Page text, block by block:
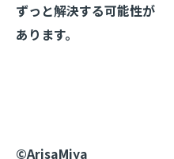
ずっと解決する可能性が
あります。
©️ArisaMiya